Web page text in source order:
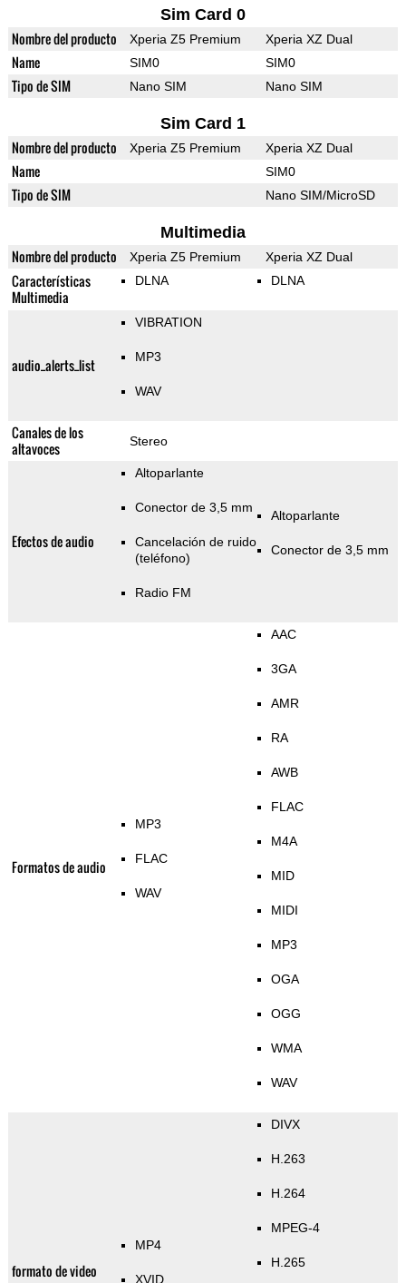
Sim Card 0
Nombre del producto Xperia Z5 Premium Xperia XZ Dual
Name SIM0 SIM0
Tipo de SIM Nano SIM Nano SIM
Sim Card 1
Nombre del producto Xperia Z5 Premium Xperia XZ Dual
Name SIM0
Tipo de SIM Nano SIM/MicroSD
Multimedia
Nombre del producto Xperia Z5 Premium Xperia XZ Dual
Características
Multimedia
DLNA DLNA
audio_alerts_list
VIBRATION
MP3
WAV
Canales de los
altavoces
Stereo
Efectos de audio
Altoparlante
Conector de 3,5 mm
Cancelación de ruido
(teléfono)
Radio FM
Altoparlante
Conector de 3,5 mm
Formatos de audio
MP3
FLAC
WAV
AAC
3GA
AMR
RA
AWB
FLAC
M4A
MID
MIDI
MP3
OGA
OGG
WMA
WAV
formato de video
MP4
XVID
DIVX
H.263
H.264
MPEG-4
H.265